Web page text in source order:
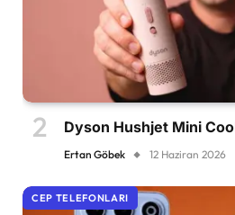
Dyson Hushjet Mini Cool
Ertan Göbek 12 Haziran 2026
CEP TELEFONLARI